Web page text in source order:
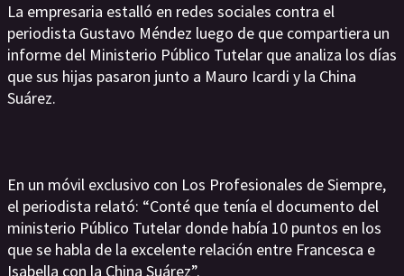
La empresaria estalló en redes sociales contra el
periodista Gustavo Méndez luego de que compartiera un
informe del Ministerio Público Tutelar que analiza los días
que sus hijas pasaron junto a Mauro Icardi y la China
Suárez.
En un móvil exclusivo con Los Profesionales de Siempre,
el periodista relató: “Conté que tenía el documento del
ministerio Público Tutelar donde había 10 puntos en los
que se habla de la excelente relación entre Francesca e
Isabella con la China Suárez”.